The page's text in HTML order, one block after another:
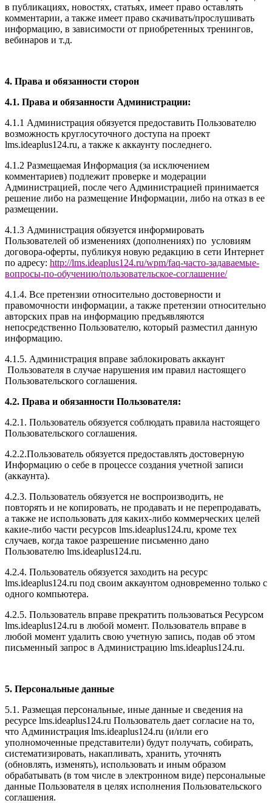
в публикациях, новостях, статьях, имеет право оставлять
комментарии, а также имеет право скачивать/прослушивать
информацию, в зависимости от приобретенных тренингов,
вебинаров и т.д.
4. Права и обязанности сторон
4.1. Права и обязанности Администрации:
4.1.1 Администрация обязуется предоставить Пользователю
возможность круглосуточного доступа на проект
lms.ideaplus124.ru, а также к аккаунту последнего.
4.1.2 Размещаемая Информация (за исключением
комментариев) подлежит проверке и модерации
Администрацией, после чего Администрацией принимается
решение либо на размещение Информации, либо на отказ в ее
размещении.
4.1.3 Администрация обязуется информировать
Пользователей об изменениях (дополнениях) по условиям
договора-оферты, публикуя новую редакцию в сети Интернет
по адресу: http://lms.ideaplus124.ru/wpm/faq-часто-задаваемые-
вопросы-по-обучению/пользовательское-соглашение/
4.1.4. Все претензии относительно достоверности и
правомочности информации, а также претензии относительно
авторских прав на информацию предъявляются
непосредственно Пользователю, который разместил данную
информацию.
4.1.5. Администрация вправе заблокировать аккаунт
Пользователя в случае нарушения им правил настоящего
Пользовательского соглашения.
4.2. Права и обязанности Пользователя:
4.2.1. Пользователь обязуется соблюдать правила настоящего
Пользовательского соглашения.
4.2.2.Пользователь обязуется предоставлять достоверную
Информацию о себе в процессе создания учетной записи
(аккаунта).
4.2.3. Пользователь обязуется не воспроизводить, не
повторять и не копировать, не продавать и не перепродавать,
а также не использовать для каких-либо коммерческих целей
какие-либо части ресурсов lms.ideaplus124.ru, кроме тех
случаев, когда такое разрешение письменно дано
Пользователю lms.ideaplus124.ru.
4.2.4. Пользователь обязуется заходить на ресурс
lms.ideaplus124.ru под своим аккаунтом одновременно только с
одного компьютера.
4.2.5. Пользователь вправе прекратить пользоваться Ресурсом
lms.ideaplus124.ru в любой момент. Пользователь вправе в
любой момент удалить свою учетную запись, подав об этом
письменный запрос в Администрацию lms.ideaplus124.ru.
5. Персональные данные
5.1. Размещая персональные, иные данные и сведения на
ресурсе lms.ideaplus124.ru Пользователь дает согласие на то,
что Администрация lms.ideaplus124.ru (и/или его
уполномоченные представители) будут получать, собирать,
систематизировать, накапливать, хранить, уточнять
(обновлять, изменять), использовать и иным образом
обрабатывать (в том числе в электронном виде) персональные
данные Пользователя в целях исполнения Пользовательского
соглашения.